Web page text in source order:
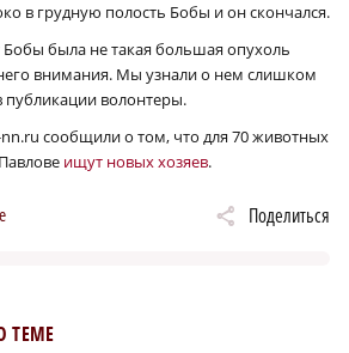
в грудную полость Бобы и он скончался.
была не такая большая опухоль
внимания. Мы узнали о нем слишком
публикации волонтеры.
nn.ru сообщили о том, что для 70 животных
ищут новых хозяев.
Поделиться
ТЕМЕ